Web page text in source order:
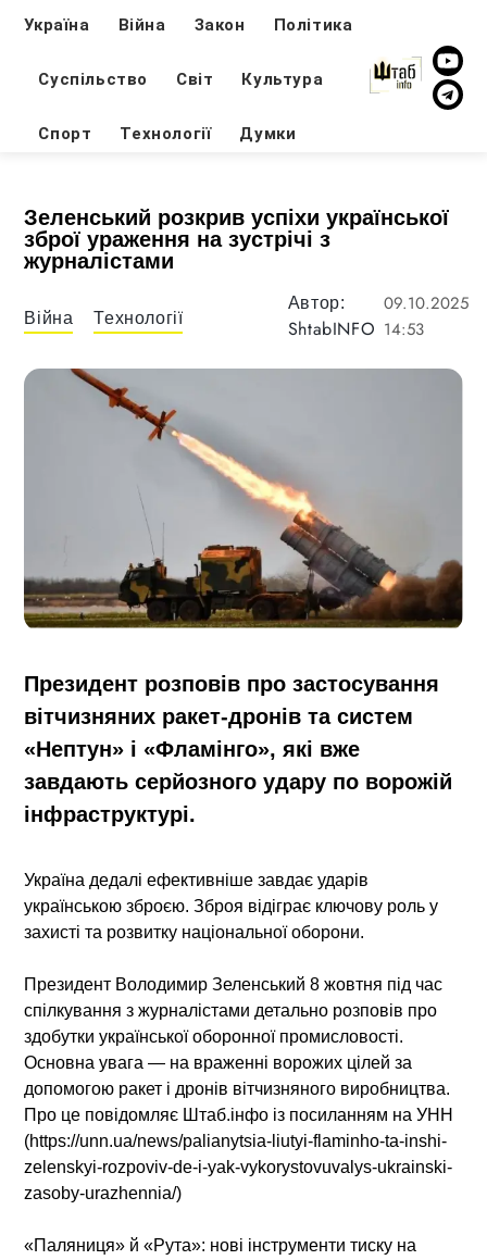
Україна Війна Закон Політика
Суспільство Світ Культура
Спорт Технології Думки
Зеленський розкрив успіхи української
зброї ураження на зустрічі з
журналістами
Війна Технології
Автор:
ShtabINFO
09.10.2025
14:53
Президент розповів про застосування
вітчизняних ракет-дронів та систем
«Нептун» і «Фламінго», які вже
завдають серйозного удару по ворожій
інфраструктурі.
Україна дедалі ефективніше завдає ударів
українською зброєю. Зброя відіграє ключову роль у
захисті та розвитку національної оборони.
Президент Володимир Зеленський 8 жовтня під час
спілкування з журналістами детально розповів про
здобутки української оборонної промисловості.
Основна увага — на враженні ворожих цілей за
допомогою ракет і дронів вітчизняного виробництва.
Про це повідомляє Штаб.інфо із посиланням на УНН
(https://unn.ua/news/palianytsia-liutyi-flaminho-ta-inshi-
zelenskyi-rozpoviv-de-i-yak-vykorystovuvalys-ukrainski-
zasoby-urazhennia/)
«Паляниця» й «Рута»: нові інструменти тиску на